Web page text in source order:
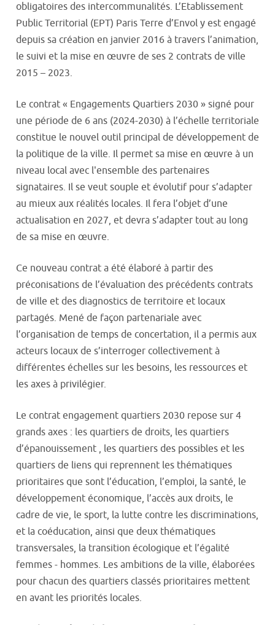
obligatoires des intercommunalités. L’Etablissement
Public Territorial (EPT) Paris Terre d’Envol y est engagé
depuis sa création en janvier 2016 à travers l’animation,
le suivi et la mise en œuvre de ses 2 contrats de ville
2015 – 2023.
Le contrat « Engagements Quartiers 2030 » signé pour
une période de 6 ans (2024-2030) à l’échelle territoriale
constitue le nouvel outil principal de développement de
la politique de la ville. Il permet sa mise en œuvre à un
niveau local avec l'ensemble des partenaires
signataires. Il se veut souple et évolutif pour s’adapter
au mieux aux réalités locales. Il fera l’objet d’une
actualisation en 2027, et devra s’adapter tout au long
de sa mise en œuvre.
Ce nouveau contrat a été élaboré à partir des
préconisations de l’évaluation des précédents contrats
de ville et des diagnostics de territoire et locaux
partagés. Mené de façon partenariale avec
l’organisation de temps de concertation, il a permis aux
acteurs locaux de s’interroger collectivement à
différentes échelles sur les besoins, les ressources et
les axes à privilégier.
Le contrat engagement quartiers 2030 repose sur 4
grands axes : les quartiers de droits, les quartiers
d’épanouissement , les quartiers des possibles et les
quartiers de liens qui reprennent les thématiques
prioritaires que sont l’éducation, l’emploi, la santé, le
développement économique, l’accès aux droits, le
cadre de vie, le sport, la lutte contre les discriminations,
et la coéducation, ainsi que deux thématiques
transversales, la transition écologique et l’égalité
femmes - hommes. Les ambitions de la ville, élaborées
pour chacun des quartiers classés prioritaires mettent
en avant les priorités locales.